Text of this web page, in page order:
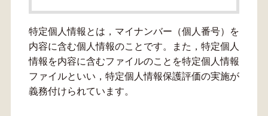
特定個人情報とは，マイナンバー（個人番号）を
内容に含む個人情報のことです。また，特定個人
情報を内容に含むファイルのことを特定個人情報
ファイルといい，特定個人情報保護評価の実施が
義務付けられています。